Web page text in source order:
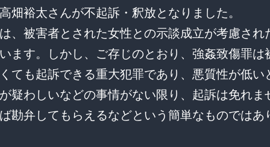
裕太さんが不起訴・釈放となりました。
被害者とされた女性との示談成立が考慮され
ます。しかし、ご存じのとおり、強姦致傷罪は
ても起訴できる重大犯罪であり、悪質性が低い
疑わしいなどの事情がない限り、起訴は免れま
勘弁してもらえるなどという簡単なものではあ